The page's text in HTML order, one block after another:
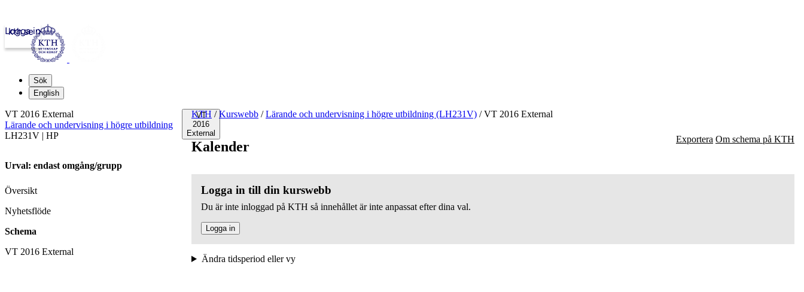
kth.se
Logga in
Sök
English
VT
2016
External
KTH / Kurswebb / Lärande och undervisning i högre utbildning (LH231V) /VT 2016 External
Kalender Exportera Om schema på KTH
Logga in till din kurswebb
Du är inte inloggad på KTH så innehållet är inte anpassat efter dina val.
Logga in
Ändra tidsperiod eller vy
VT 2016 External
Lärande och undervisning i högre utbildning
LH231V | HP
Urval: endast omgång/grupp
Översikt
Nyhetsflöde
Schema
VT 2016 External